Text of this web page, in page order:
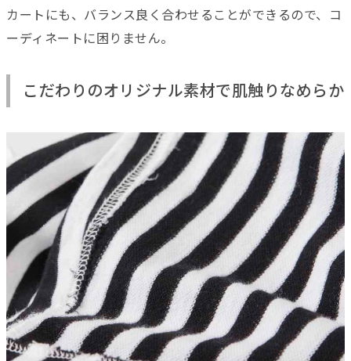
カートにも、バランス良く合わせることができるので、コ
ーディネートに困りません。
こだわりのオリジナル素材で肌触りなめらか